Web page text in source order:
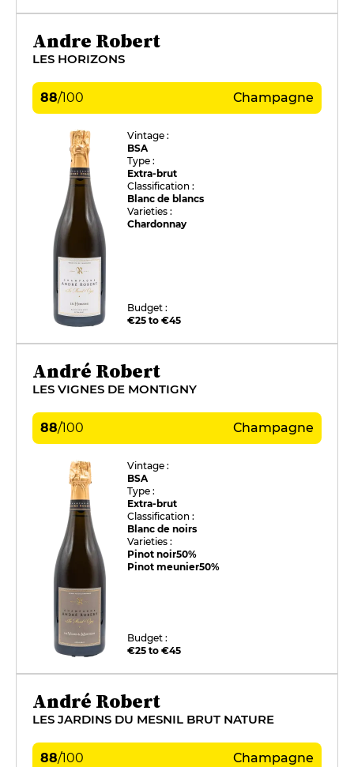
Andre Robert
LES HORIZONS
88/100 Champagne
Vintage :
BSA
Type :
Extra-brut
Classification :
Blanc de blancs
Varieties :
Chardonnay
Budget :
€25 to €45
André Robert
LES VIGNES DE MONTIGNY
88/100 Champagne
Vintage :
BSA
Type :
Extra-brut
Classification :
Blanc de noirs
Varieties :
Pinot noir50%
Pinot meunier50%
Budget :
€25 to €45
André Robert
LES JARDINS DU MESNIL BRUT NATURE
88/100 Champagne